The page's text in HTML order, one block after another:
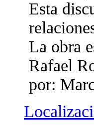
Esta
La obra
Rafael
por: